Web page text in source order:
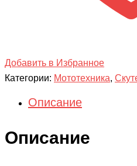
Добавить в Избранное
Категории: Мототехника,
Описание
Описание